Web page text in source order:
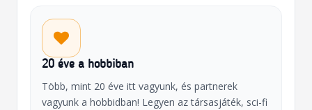
20 éve a hobbiban
Több, mint 20 éve itt vagyunk, és partnerek
vagyunk a hobbidban! Legyen az társasjáték, sci-fi